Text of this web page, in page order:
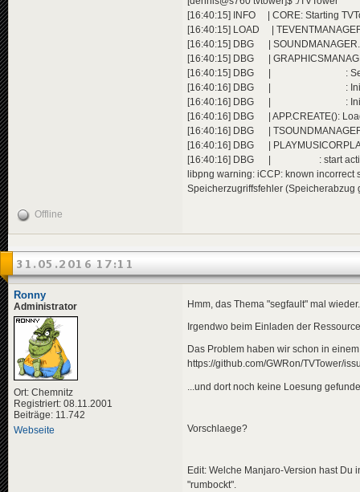
[16:40:15] INFO | CORE: Starting
[16:40:15] LOAD |
[16:40:15] DBG |
[16:40:15] DBG |
[16:40:15] DBG | :
[16:40:16] DBG | : Initialized
[16:40:16] DBG | : Initialized
[16:40:16] DBG | APP.CREATE():
[16:40:16] DBG |
[16:40:16] DBG |
[16:40:16] DBG | : start
libpng warning: iCCP: known incorrect
Speicherzugriffsfehler (Speicherabzug
Offline
31.05.2016 17:11
Ronny
Administrator
Ort: Chemnitz
Registriert: 08.11.2001
Beiträge: 11.742
Webseite
Hmm, das Thema "segfault" mal wieder.
Irgendwo beim Einladen der
Das Problem haben wir schon in
https://github.com/GWRon/TVTower/
...und dort noch keine Loesung
Vorschlaege?
Edit: Welche Manjaro-Version hast
"rumbockt".